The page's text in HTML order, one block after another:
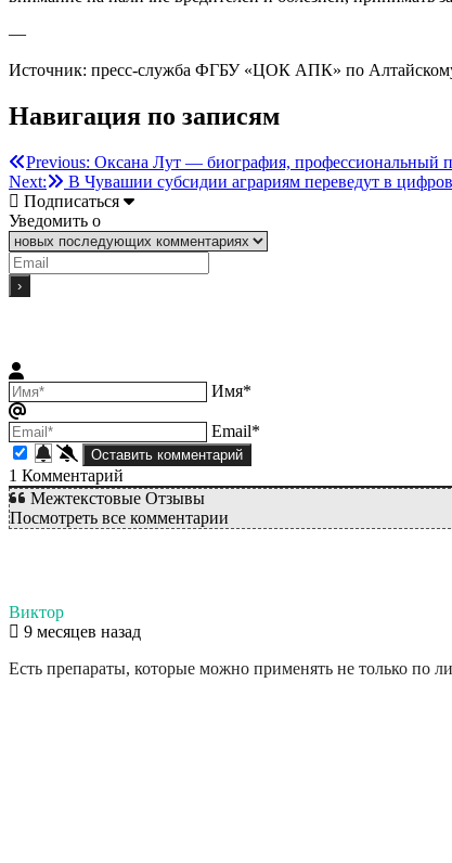
—
Источник: пресс-служба ФГБУ «ЦОК АПК» по
Навигация по записям
Previous: Оксана Лут — биография, профессиональный
Next:
В Чувашии субсидии аграриям переведут в
Подписаться
Уведомить о
Имя*
Email*
1 Комментарий
Межтекстовые Отзывы
Посмотреть все комментарии
Виктор
9 месяцев назад
Есть препараты, которые можно применять не только по